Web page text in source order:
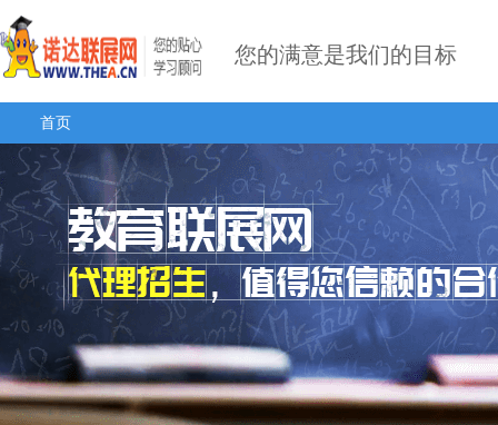
您的满意是我们的目标
首页